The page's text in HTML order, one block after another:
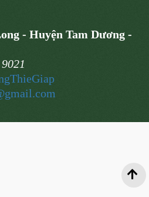
- Huyện Tam Dương -